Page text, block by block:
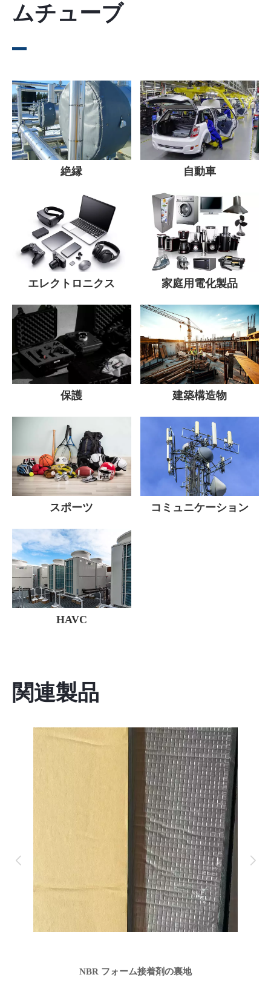
ムチューブ
絶縁 自動車
エレクトロニクス 家庭用電化製品
保護 建築構造物
スポーツ コミュニケーション
HAVC
関連製品
NBR フォーム接着剤の裏地